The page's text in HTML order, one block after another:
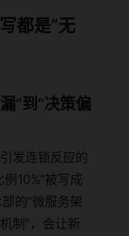
都是“无
”到“决策偏
发连锁反应的
10%”被写成
的“微服务架
制”，会让新